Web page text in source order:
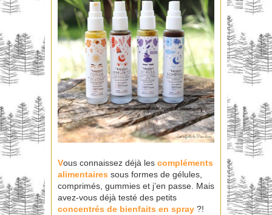
Vous connaissez déjà les compléments
alimentaires sous formes de gélules,
comprimés, gummies et j’en passe. Mais
avez-vous déjà testé des petits
concentrés de bienfaits en spray ?!